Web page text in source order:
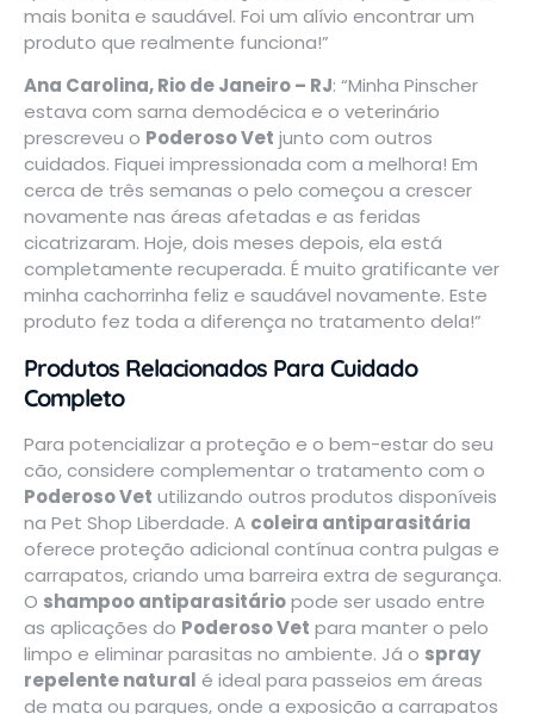
mais bonita e saudável. Foi um alívio encontrar um
produto que realmente funciona!”
Ana Carolina, Rio de Janeiro – RJ: “Minha Pinscher
estava com sarna demodécica e o veterinário
prescreveu o Poderoso Vet junto com outros
cuidados. Fiquei impressionada com a melhora! Em
cerca de três semanas o pelo começou a crescer
novamente nas áreas afetadas e as feridas
cicatrizaram. Hoje, dois meses depois, ela está
completamente recuperada. É muito gratificante ver
minha cachorrinha feliz e saudável novamente. Este
produto fez toda a diferença no tratamento dela!”
Produtos Relacionados Para Cuidado
Completo
Para potencializar a proteção e o bem-estar do seu
cão, considere complementar o tratamento com o
Poderoso Vet utilizando outros produtos disponíveis
na Pet Shop Liberdade. A coleira antiparasitária
oferece proteção adicional contínua contra pulgas e
carrapatos, criando uma barreira extra de segurança.
O shampoo antiparasitáriopode ser usado entre
as aplicações do Poderoso Vet para manter o pelo
limpo e eliminar parasitas no ambiente. Já o spray
repelente natural é ideal para passeios em áreas
de mata ou parques, onde a exposição a carrapatos